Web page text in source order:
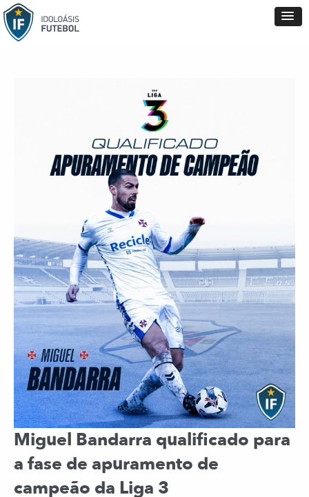
Miguel Bandarra qualificado para
a fase de apuramento de
campeão da Liga 3